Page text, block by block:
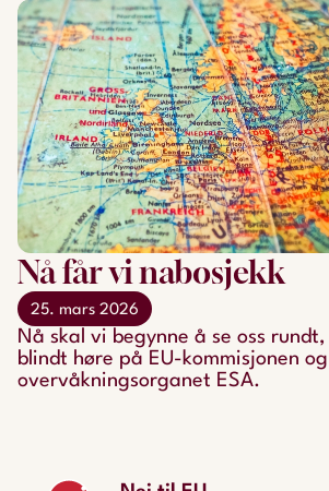
Nå får vi nabosjekk
25. mars 2026
Nå skal vi begynne å se oss
blindt høre på EU-kommisjonen og
overvåkningsorganet ESA.